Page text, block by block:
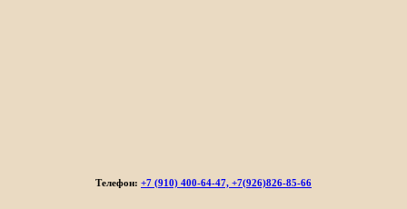
Телефон: +7 (910) 400-64-47, +7(926)826-85-66